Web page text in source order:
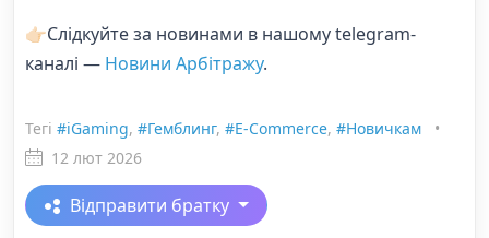
👉🏻Слідкуйте за новинами в нашому telegram-
каналі — Новини Арбітражу.
Тегі #iGaming, #Гемблинг, #E-Commerce, #Новичкам
•
12 лют 2026
Відправити братку